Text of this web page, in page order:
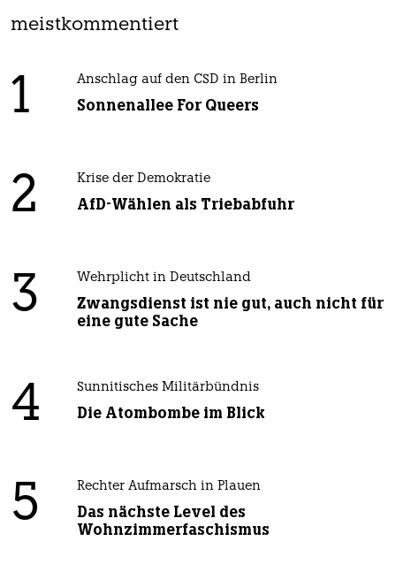
meistkommentiert
1 Anschlag auf den CSD in Berlin
Sonnenallee For Queers
2 Krise der Demokratie
AfD-Wählen als Triebabfuhr
3 Wehrplicht in Deutschland
Zwangsdienst ist nie gut, auch nicht für
eine gute Sache
4 Sunnitisches Militärbündnis
Die Atombombe im Blick
5 Rechter Aufmarsch in Plauen
Das nächste Level des
Wohnzimmerfaschismus